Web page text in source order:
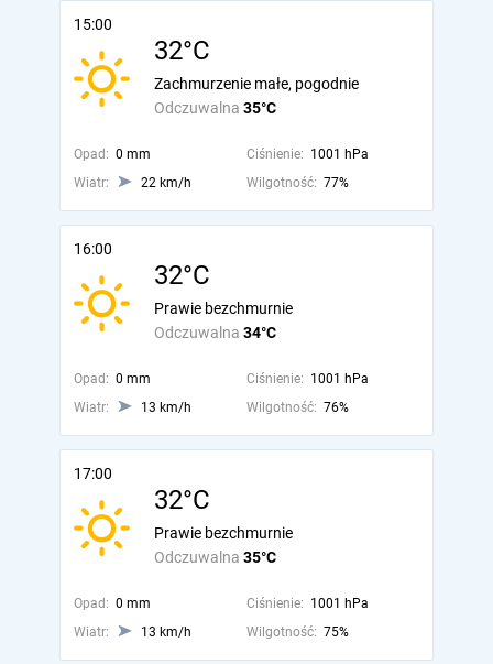
15:00
32°C
Odczuwalna 35°C
Zachmurzenie małe, pogodnie
Opad: 0 mm Ciśnienie: 1001 hPa
Wiatr:
22 km/h Wilgotność: 77%
16:00
32°C
Odczuwalna 34°C
Prawie bezchmurnie
Opad: 0 mm Ciśnienie: 1001 hPa
Wiatr:
13 km/h Wilgotność: 76%
17:00
32°C
Odczuwalna 35°C
Prawie bezchmurnie
Opad: 0 mm Ciśnienie: 1001 hPa
Wiatr:
13 km/h Wilgotność: 75%